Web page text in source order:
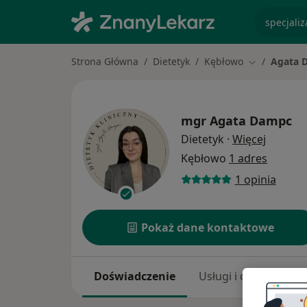
Strona Główna Dietetyk Kębłowo ZmieńAgata
mgr Agata Dampc
Dietetyk · Więcej
Kębłowo 1 adres
1 opinia
Pokaż dane kontaktowe
Doświadczenie Usługi i ceny